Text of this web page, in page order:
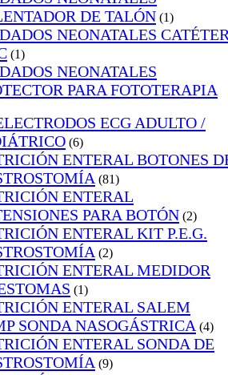
DE TALÓN (1)
NEONATALES
(1)
NEONATALES
PARA FOTOTERAPIA
ECG ADULTO /
(6)
ENTERAL BOTONES
(81)
ENTERAL
PARA BOTÓN (2)
ENTERAL KIT P.E.G.
(2)
ENTERAL MEDIDOR
(1)
ENTERAL SALEM
SONDA NASOGÁSTRICA (4)
ENTERAL SONDA DE
(9)